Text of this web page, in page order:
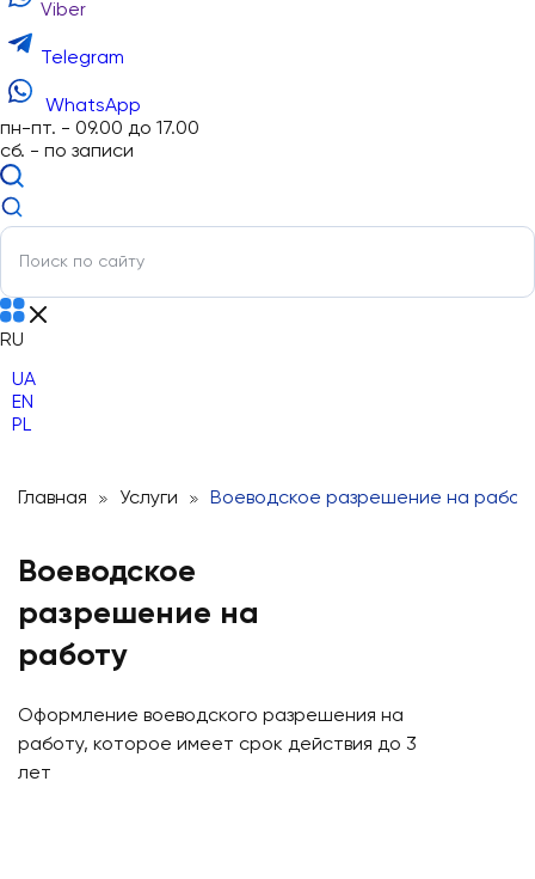
Viber
Telegram
WhatsApp
пн-пт. - 09.00 до 17.00
сб. - по записи
RU
UA
EN
PL
Главная Услуги Воеводское разрешение на
Воеводское
разрешение на
работу
Оформление воеводского разрешения на
работу, которое имеет срок действия до 3
лет